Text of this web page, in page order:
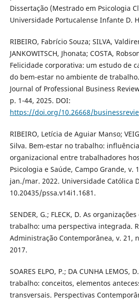
Dissertação (Mestrado em Psicologia
Universidade Portucalense Infante D.
RIBEIRO, Fabrício Souza; SILVA,
JANKOWITSCH, Jhonata; COSTA,
Felicidade corporativa: um estudo de
do bem-estar no ambiente de
Journal of Professional Business
p. 1-44, 2025. DOI:
https://doi.org/10.26668/
RIBEIRO, Letícia de Aguiar Manso;
Silva. Bem-estar no trabalho:
organizacional entre trabalhadores
Psicologia e Saúde, Campo Grande, v.
jan./mar. 2022. Universidade Católica
10.20435/pssa.v14i1.1681.
SENDER, G.; FLECK, D. As
trabalho: uma perspectiva integrada.
Administração Contemporânea, v. 21,
2017.
SOARES ELPO, P.; DA CUNHA LEMOS,
trabalho: conceitos, elementos
transversais. Perspectivas